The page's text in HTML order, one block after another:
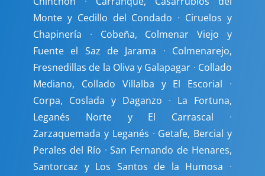
Monte y Cedillo del Condado · Ciruelos y
Chapinería · Cobeña, Colmenar Viejo y
Fuente el Saz de Jarama · Colmenarejo,
Fresnedillas de la Oliva y Galapagar · Collado
Mediano, Collado Villalba y El Escorial ·
Corpa, Coslada y Daganzo · La Fortuna,
Leganés Norte y El Carrascal ·
Zarzaquemada y Leganés · Getafe, Bercial y
Perales del Río ·San Fernando de Henares,
Santorcaz y Los Santos de la Humosa ·